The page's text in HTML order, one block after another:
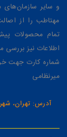
و سایر
مهتاطب را از
تمام محصولات
اطلاعات نیز
میرنظامی
آدرس: تهران،